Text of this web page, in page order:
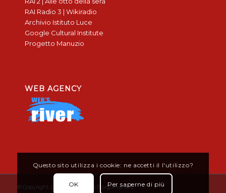
RAI Radio 3 | Wikiradio
Archivio Istituto Luce
Google Cultural Institute
Progetto Manuzio
WEB AGENCY
© Copyright 2019 - Don Bosco Borgomanero
Questo sito utilizza i cookie: ne accetti il l'utilizzo?
OK Per saperne di più